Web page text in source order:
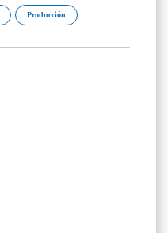
Producción